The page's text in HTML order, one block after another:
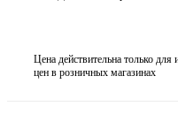
Цена действительна только для
цен в розничных магазинах